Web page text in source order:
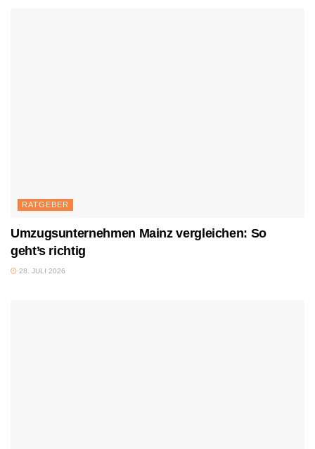
RATGEBER
Umzugsunternehmen Mainz vergleichen: So
geht’s richtig
28. JULI 2026